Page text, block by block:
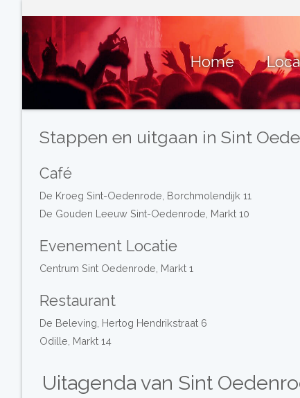
Home
Stappen en uitgaan in Sint
Café
De Kroeg Sint-Oedenrode, Borchmolendijk 11
De Gouden Leeuw Sint-Oedenrode, Markt 10
Evenement Locatie
Centrum Sint Oedenrode, Markt 1
Restaurant
De Beleving, Hertog Hendrikstraat 6
Odille, Markt 14
Uitagenda van Sint